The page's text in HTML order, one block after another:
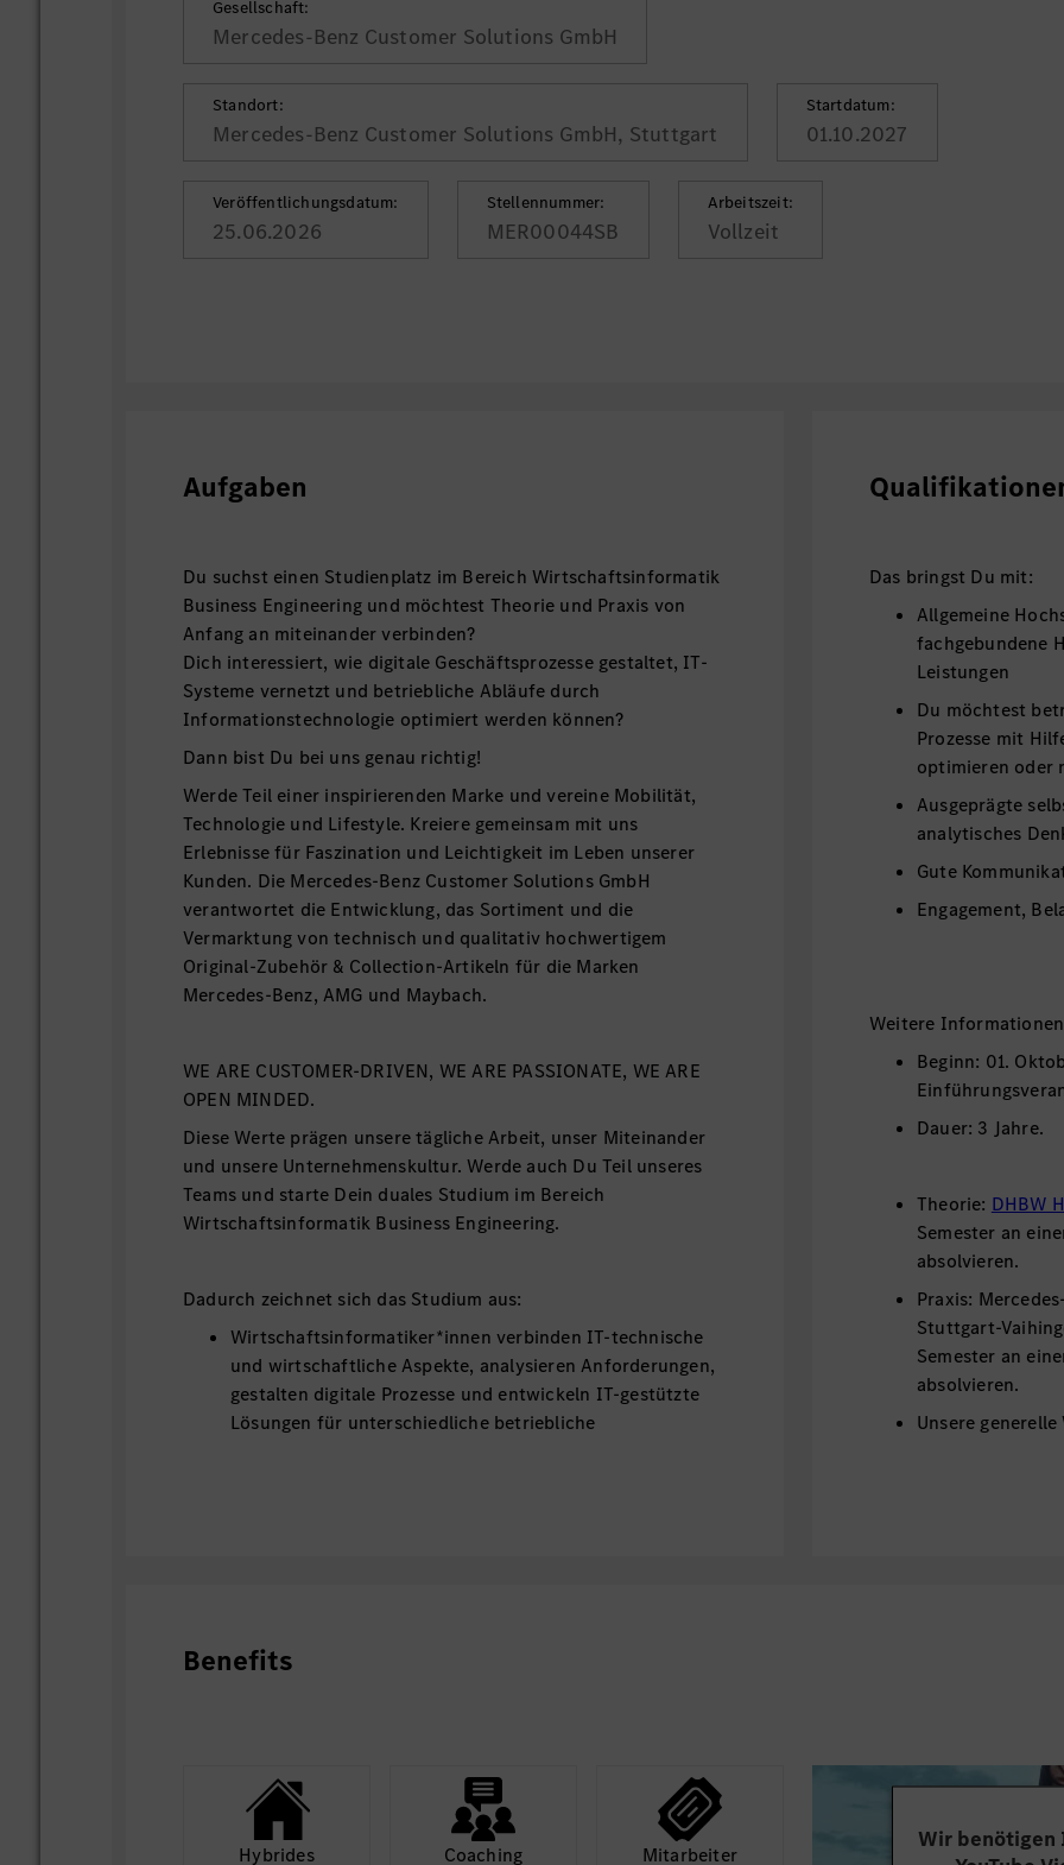
Gesellschaft:
Mercedes-Benz Customer Solutions GmbH
Standort:
Mercedes-Benz Customer Solutions GmbH, Stuttgart
Startdatum:
01.10.2027
Veröffentlichungsdatum:
25.06.2026
Stellennummer:
MER00044SB
Arbeitszeit:
Vollzeit
Aufgaben
Du suchst einen Studienplatz im Bereich Wirtschaftsinformatik
Business Engineering und möchtest Theorie und Praxis von
Anfang an miteinander verbinden?
Dich interessiert, wie digitale Geschäftsprozesse gestaltet, IT-
Systeme vernetzt und betriebliche Abläufe durch
Informationstechnologie optimiert werden können?
Dann bist Du bei uns genau richtig!
Werde Teil einer inspirierenden Marke und vereine Mobilität,
Technologie und Lifestyle. Kreiere gemeinsam mit uns
Erlebnisse für Faszination und Leichtigkeit im Leben unserer
Kunden. Die Mercedes-Benz Customer Solutions GmbH
verantwortet die Entwicklung, das Sortiment und die
Vermarktung von technisch und qualitativ hochwertigem
Original-Zubehör & Collection-Artikeln für die Marken
Mercedes-Benz, AMG und Maybach.
WE ARE CUSTOMER-DRIVEN, WE ARE PASSIONATE, WE ARE
OPEN MINDED.
Diese Werte prägen unsere tägliche Arbeit, unser Miteinander
und unsere Unternehmenskultur. Werde auch Du Teil unseres
Teams und starte Dein duales Studium im Bereich
Wirtschaftsinformatik Business Engineering.
Dadurch zeichnet sich das Studium aus:
Wirtschaftsinformatiker*innen verbinden IT-technische
und wirtschaftliche Aspekte, analysieren Anforderungen,
gestalten digitale Prozesse und entwickeln IT-gestützte
Lösungen für unterschiedliche betriebliche
Geschäftsprozessmanagement und Projektmanagement.
In der Studienrichtung Business Engineering lernst Du,
betriebliche Informationssysteme und Geschäftsprozesse
ganzheitlich zu betrachten, zu analysieren und
Das bringst Du mit:
Allgemeine
fachgebundene
Leistungen
Du möchtest
Prozesse mit
optimieren oder
Ausgeprägte
analytisches
Gute
Engagement,
Weitere
Beginn: 01.
Dauer: 3 Jahre.
Theorie: DHBW
Semester an
absolvieren.
Praxis:
Stuttgart-
Semester an
absolvieren.
Unsere
beachten:
Zeichen,
insbesondere über
Benefits
Hybrides
Coaching
Mit­arbeiter
Wir benötigen